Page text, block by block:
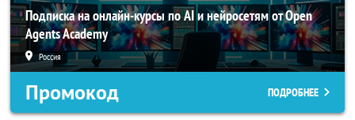
Подписка на онлайн-курсы по AI и нейросетям от Open
Agents Academy
Россия
Промокод ПОДРОБНЕЕ